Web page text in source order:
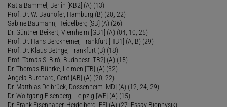
Katja Bammel, Berlin [KB2] (A) (13)
Prof. Dr. W. Bauhofer, Hamburg (B) (20, 22)
Sabine Baumann, Heidelberg [SB] (A) (26)
Dr. Günther Beikert, Viernheim [GB1] (A) (04, 10, 25)
Prof. Dr. Hans Berckhemer, Frankfurt [HB1] (A, B) (29)
Prof. Dr. Klaus Bethge, Frankfurt (B) (18)
Prof. Tamás S. Biró, Budapest [TB2] (A) (15)
Dr. Thomas Bührke, Leimen [TB] (A) (32)
Angela Burchard, Genf [AB] (A) (20, 22)
Dr. Matthias Delbrück, Dossenheim [MD] (A) (12, 24, 29)
Dr. Wolfgang Eisenberg, Leipzig [WE] (A) (15)
Dr. Frank Eisenhaber, Heidelberg [FE] (A) (27; Essay Biophysik)